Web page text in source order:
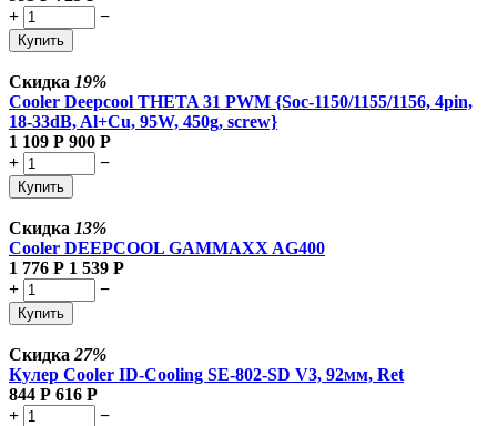
+
−
Купить
Скидка 19%
Cooler Deepcool THETA 31 PWM {Soc-1150/1155/1156, 4pin,
18-33dB, Al+Cu, 95W, 450g, screw}
1 109 Р 900 Р
+
−
Купить
Скидка 13%
Cooler DEEPCOOL GAMMAXX AG400
1 776 Р 1 539 Р
+
−
Купить
Скидка 27%
Кулер Cooler ID-Cooling SE-802-SD V3, 92мм, Ret
844 Р 616 Р
+
−